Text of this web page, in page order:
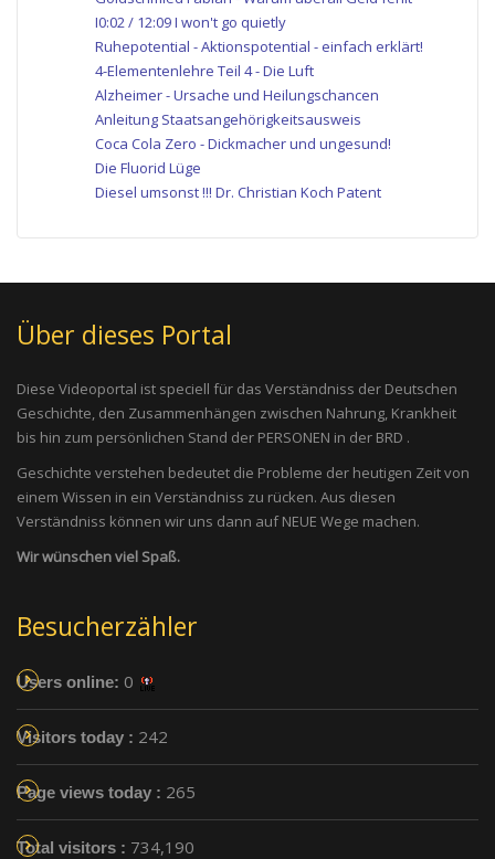
I0:02 / 12:09 I won't go quietly
Ruhepotential - Aktionspotential - einfach erklärt!
4-Elementenlehre Teil 4 - Die Luft
Alzheimer - Ursache und Heilungschancen
Anleitung Staatsangehörigkeitsausweis
Coca Cola Zero - Dickmacher und ungesund!
Die Fluorid Lüge
Diesel umsonst !!! Dr. Christian Koch Patent
Über dieses Portal
Diese Videoportal ist speciell für das Verständniss der Deutschen
Geschichte, den Zusammenhängen zwischen Nahrung, Krankheit
bis hin zum persönlichen Stand der PERSONEN in der BRD .
Geschichte verstehen bedeutet die Probleme der heutigen Zeit von
einem Wissen in ein Verständniss zu rücken. Aus diesen
Verständniss können wir uns dann auf NEUE Wege machen.
Wir wünschen viel Spaß.
Besucherzähler
Users online: 0
Visitors today : 242
Page views today : 265
Total visitors : 734,190